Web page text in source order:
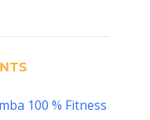
100 % Fitness